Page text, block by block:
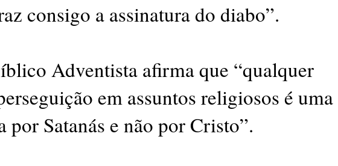
consigo a assinatura do diabo”.
Adventista afirma que “qualquer
em assuntos religiosos é uma
Satanás e não por Cristo”.